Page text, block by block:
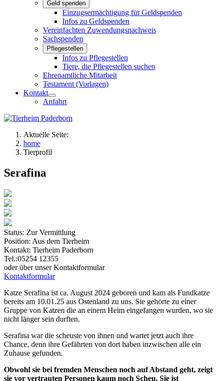
Geld spenden
Einzugsermächtigung für Geldspenden
Infos zu Geldspenden
Vereinfachten Zuwendungsnachweis
Sachspenden
Pflegestellen
Infos zu Pflegestellen
Tiere, die Pflegestellen suchen
Ehrenamtliche Mitarbeit
Testament (Vorlagen)
Kontakt
Anfahrt
Aktuelle Seite:
home
Tierprofil
Serafina
Status: Zur Vermittlung
Position: Aus dem Tierheim
Kontakt: Tierheim Paderborn
Tel.:05254 12355
oder über unser Kontaktformular
Kontaktformular
Katze Serafina ist ca. August 2024 geboren und kam als Fundkatze
bereits am 10.01.25 aus Ostenland zu uns. Sie gehörte zu einer
Gruppe von Katzen die an einem Heim eingefangen wurden, wo sie
nicht länger sein durften.
Serafina war die scheuste von ihnen und wartet jetzt auch ihre
Chance, denn ihre Gefährten von dort haben inzwischen alle ein
Zuhause gefunden.
Obwohl sie bei fremden Menschen noch auf Abstand geht, zeigt
sie vor vertrauten Personen kaum noch Scheu. Sie ist